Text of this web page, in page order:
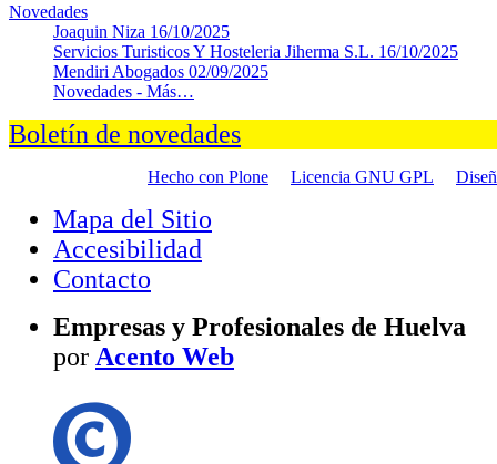
Novedades
Joaquin Niza 16/10/2025
Servicios Turisticos Y Hosteleria Jiherma S.L. 16/10/2025
Mendiri Abogados 02/09/2025
Novedades - Más…
Boletín de novedades
Hecho con Plone Licencia GNU GPL
Mapa del Sitio
Accesibilidad
Contacto
Empresas y Profesionales de Huelva
por Acento Web